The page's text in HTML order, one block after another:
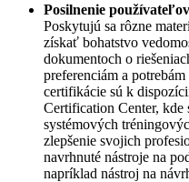
Posilnenie
Poskytujú sa rôzne
získať bohatstvo
dokumentoch o
preferenciám a
certifikácie sú k
Certification Center, kde
systémových
zlepšenie svojich
navrhnuté nástroje na
napríklad nástroj na